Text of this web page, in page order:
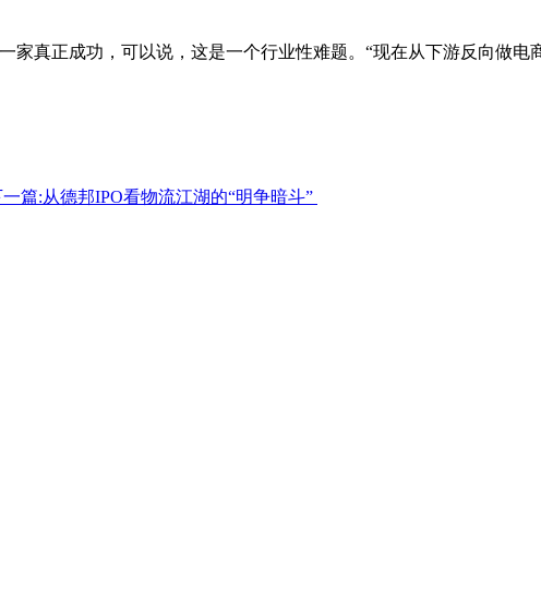
家真正成功，可以说，这是一个行业性难题。“现在从下游反向做
篇:从德邦IPO看物流江湖的“明争暗斗”